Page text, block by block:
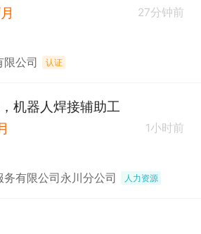
27分钟前
公司 认证
机器人焊接辅助工
1小时前
有限公司永川分公司 人力资源